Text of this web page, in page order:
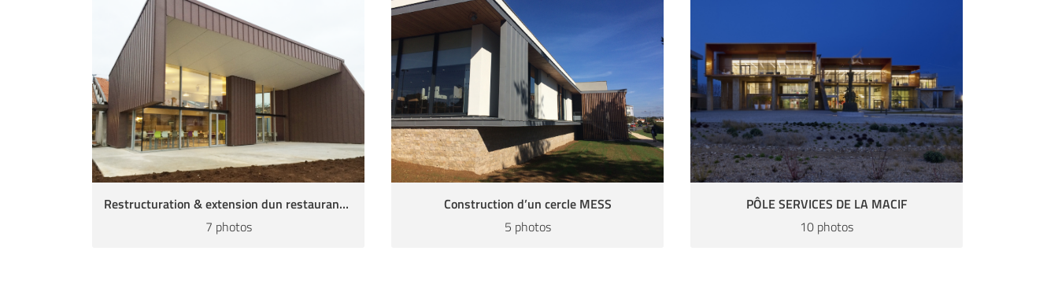
Restructuration & extension dun restaurant d’entreprise
7 photos
Construction d’un cercle MESS
5 photos
PÔLE SERVICES DE LA MACIF
10 photos